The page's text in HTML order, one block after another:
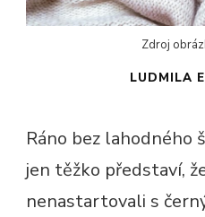
Zdroj
LUDMILA
Ráno bez lahodného
jen těžko představí,
nenastartovali s